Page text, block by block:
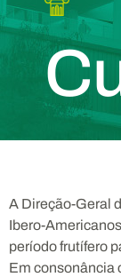
A Direção-Geral
Ibero-
período frutífero
Em consonância